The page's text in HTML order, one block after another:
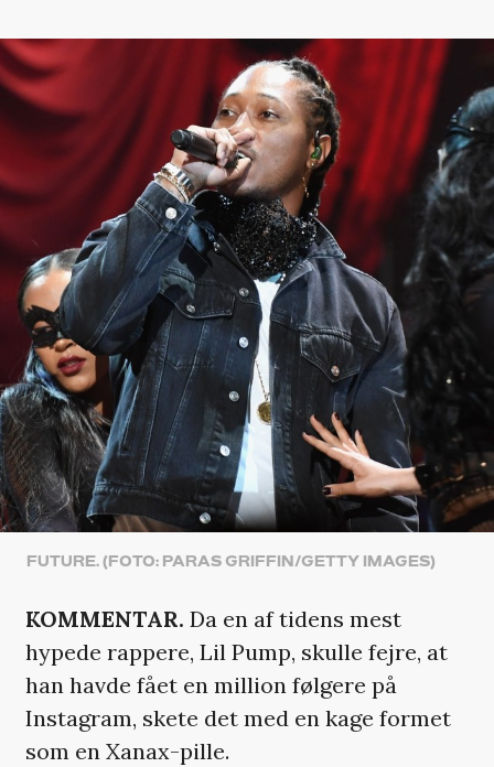
FUTURE. (FOTO: PARAS GRIFFIN/GETTY IMAGES)
KOMMENTAR. Da en af tidens mest
hypede rappere, Lil Pump, skulle fejre, at
han havde fået en million følgere på
Instagram, skete det med en kage formet
som en Xanax-pille.